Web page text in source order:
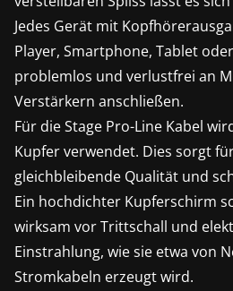
Jedes Gerät mit
Player, Smartphone, Tablet
problemlos und verlustfrei an
Verstärkern anschließen.
Für die Stage Pro-Line Kabel
Kupfer verwendet. Dies sorgt
gleichbleibende Qualität und
Ein hochdichter Kupferschirm
wirksam vor Trittschall und
Einstrahlung, wie sie etwa von
Stromkabeln erzeugt wird.